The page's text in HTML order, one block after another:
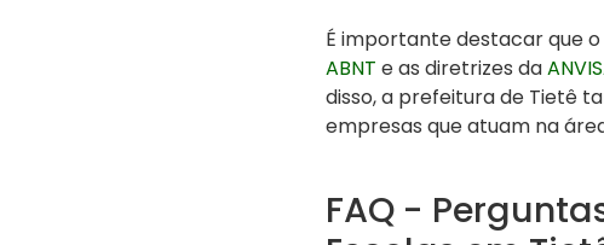
É importante destacar que
ABNT e as diretrizes da
disso, a prefeitura de Tietê
empresas que atuam na
FAQ -